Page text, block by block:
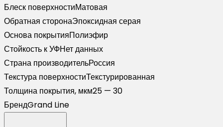
Блеск поверхностиМатовая
Обратная сторонаЭпоксидная серая
Основа покрытияПолиэфир
Стойкость к УФНет данных
Страна производительРоссия
Текстура поверхностиТекстурированная
Толщина покрытия, мкм25 — 30
БрендGrand Line